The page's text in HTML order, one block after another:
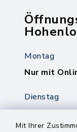
Mit Ihrer
Montag
Nur mit
Dienstag
8.00-12.00
14.00-18.00